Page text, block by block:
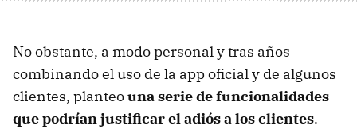
No obstante, a modo personal y tras años
combinando el uso de la app oficial y de algunos
clientes, planteouna serie de funcionalidades
que podrían justificar el adiós a los clientes.